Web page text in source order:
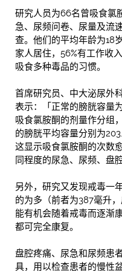
研究人员为66名曾吸食氯
急、尿频问卷、尿量及流
查。他们的平均年龄为18
家人居住，56%有工作收
吸食多种毒品的习惯。
首席研究员、中大泌尿外
表示：「正常的膀胱容量
吸食氯胺酮的剂量作分组
的膀胱平均容量分别为
这显示吸食氯胺酮的次数
同程度的尿急、尿频、盘
另外，研究又发现戒毒一
的为多（前者为387毫升
能有机会随着戒毒而逐渐
都可完全康复。
盘腔疼痛、尿急和尿频患
具，用以检查患者的慢性